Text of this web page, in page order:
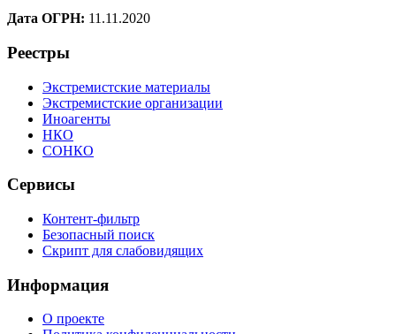
Дата ОГРН: 11.11.2020
Реестры
Экстремистские материалы
Экстремистские организации
Иноагенты
НКО
СОНКО
Сервисы
Контент-фильтр
Безопасный поиск
Скрипт для слабовидящих
Информация
О проекте